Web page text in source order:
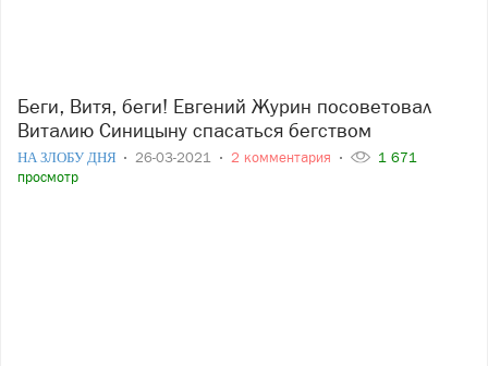
Беги, Витя, беги! Евгений Журин посоветовал
Виталию Синицыну спасаться бегством
НА ЗЛОБУ ДНЯ 26-03-2021 2 комментария
1 671
просмотр